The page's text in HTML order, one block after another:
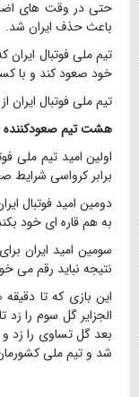
حتی در وقت های
باعث حذف ایران شد.
تیم ملی فوتبال
خود صعود کند و با کسب ۳ امتیاز از سه بازی به خانه
تیم ملی فوتبال
هشت تیم صعودکننده
اولین امید تیم ملی
برابر کرواسی شرایط
دومین امید فوتبال
به هم قاره ای خود
سومین امید ایران
نتیجه نباید رقم می
الجزایر گل سوم را
شد و تیم ملی